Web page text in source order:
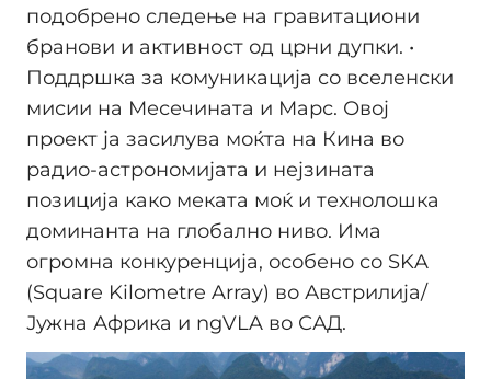
подобрено следење на гравитациони
бранови и активност од црни дупки. •
Поддршка за комуникација со вселенски
мисии на Месечината и Марс. Овој
проект ја засилува моќта на Кина во
радио-астрономијата и нејзината
позиција како меката моќ и технолошка
доминанта на глобално ниво. Има
огромна конкуренција, особено со SKA
(Square Kilometre Array) во Австрилија/
Јужна Африка и ngVLA во САД.